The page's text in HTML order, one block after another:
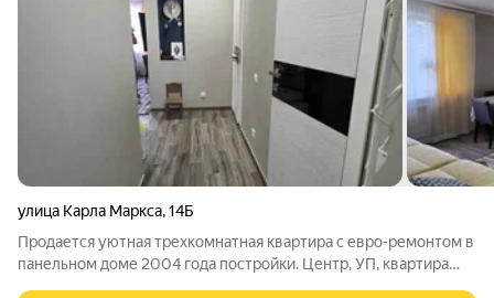
улица Карла Маркса,14Б
Продается уютная трехкомнатная квартира с евро-ремонтом в
панельном доме 2004 года постройки. Центр, УП, квартира